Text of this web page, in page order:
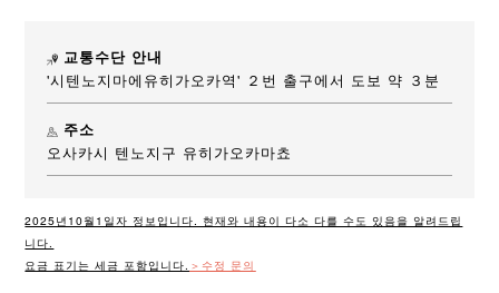
교통수단 안내
'시텐노지마에유히가오카역' ２번 출구에서 도보 약 ３분
주소
오사카시 텐노지구 유히가오카마쵸
2025년10월1일자 정보입니다. 현재와 내용이 다소 다를 수도 있음을 알려드립
니다.
요금 표기는 세금 포함입니다. ＞수정 문의